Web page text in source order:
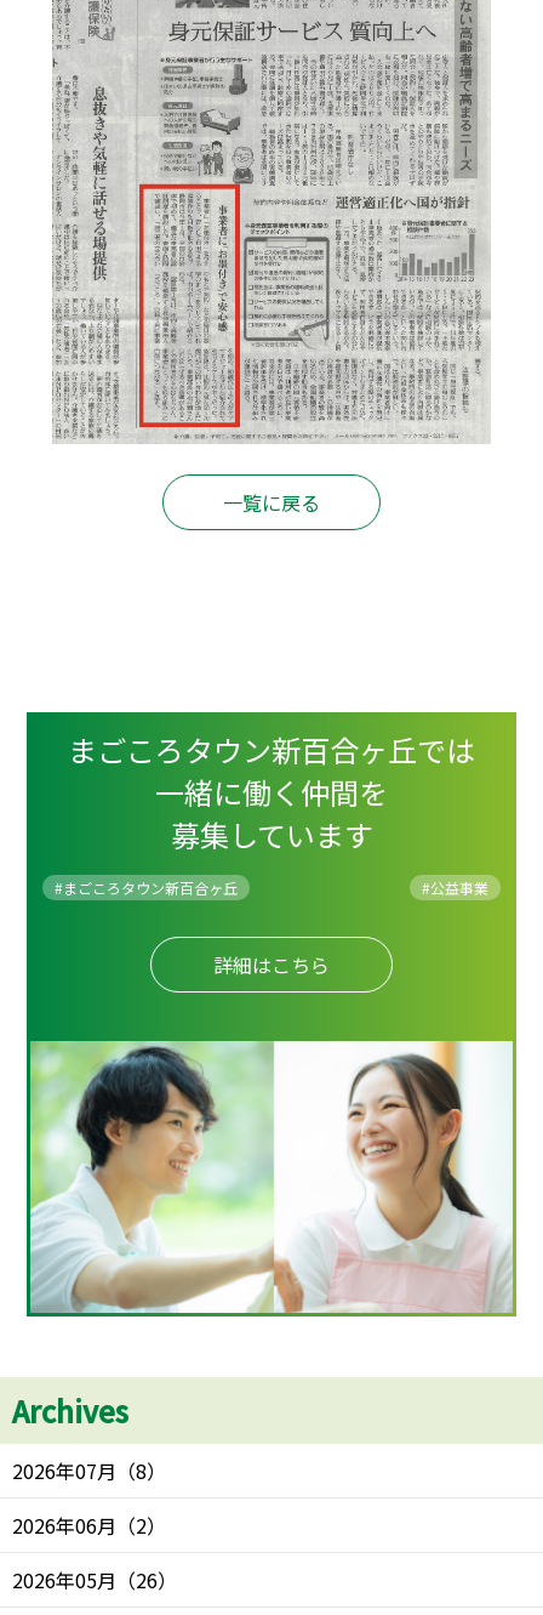
一覧に戻る
まごころタウン新百合ヶ丘では
一緒に働く仲間を
募集しています
#まごころタウン新百合ヶ丘 #公益事業
詳細はこちら
Archives
2026年07月 （8）
2026年06月 （2）
2026年05月 （26）